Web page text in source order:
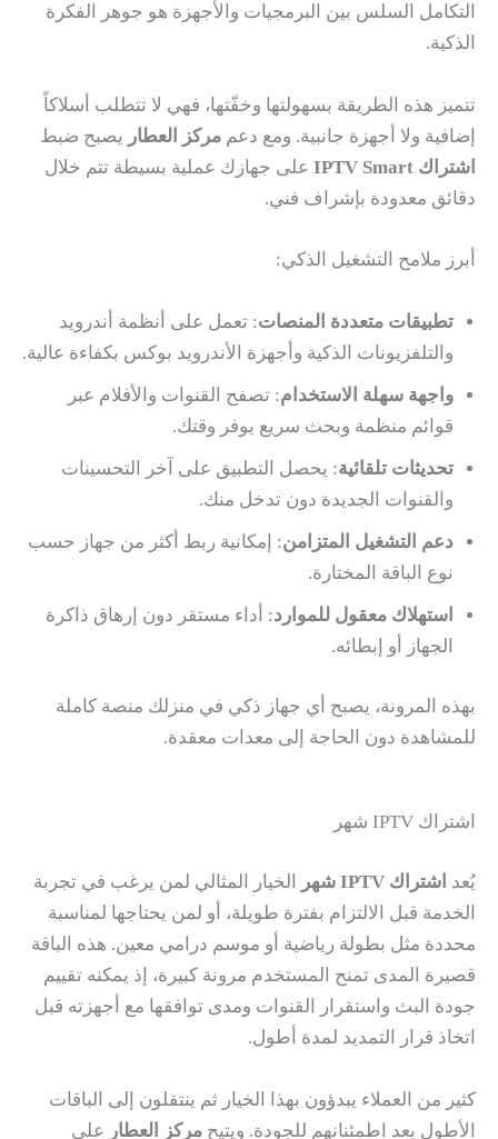
التكامل السلس بين البرمجيات والأجهزة هو جوهر الفكرة
الذكية.
تتميز هذه الطريقة بسهولتها وخفّتها، فهي لا تتطلب أسلاكاً
إضافية ولا أجهزة جانبية. ومع دعممركز العطاريصبح ضبط
اشتراك IPTV Smart
على جهازك عملية بسيطة تتم خلال
دقائق معدودة بإشراف فني.
أبرز ملامح التشغيل الذكي:
تطبيقات متعددة المنصات: تعمل على أنظمة أندرويد
والتلفزيونات الذكية وأجهزة الأندرويد بوكس بكفاءة عالية.
واجهة سهلة الاستخدام: تصفح القنوات والأفلام عبر
قوائم منظمة وبحث سريع يوفر وقتك.
تحديثات تلقائية: يحصل التطبيق على آخر التحسينات
والقنوات الجديدة دون تدخل منك.
دعم التشغيل المتزامن: إمكانية ربط أكثر من جهاز حسب
نوع الباقة المختارة.
استهلاك معقول للموارد : أداء مستقر دون إرهاق ذاكرة
الجهاز أو إبطائه.
بهذه المرونة، يصبح أي جهاز ذكي في منزلك منصة كاملة
للمشاهدة دون الحاجة إلى معدات معقدة.
اشتراك IPTV شهر
يُعداشتراك IPTV شهر
الخيار المثالي لمن يرغب في تجربة
الخدمة قبل الالتزام بفترة طويلة، أو لمن يحتاجها لمناسبة
محددة مثل بطولة رياضية أو موسم درامي معين. هذه الباقة
قصيرة المدى تمنح المستخدم مرونة كبيرة، إذ يمكنه تقييم
جودة البث واستقرار القنوات ومدى توافقها مع أجهزته قبل
اتخاذ قرار التمديد لمدة أطول.
كثير من العملاء يبدؤون بهذا الخيار ثم ينتقلون إلى الباقات
الأطول بعد اطمئنانهم للجودة. ويتيحمركز العطارعلى